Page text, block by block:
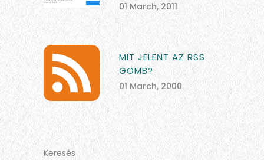
01 March, 2011
MIT JELENT AZ RSS
GOMB?
01 March, 2000
Keresés